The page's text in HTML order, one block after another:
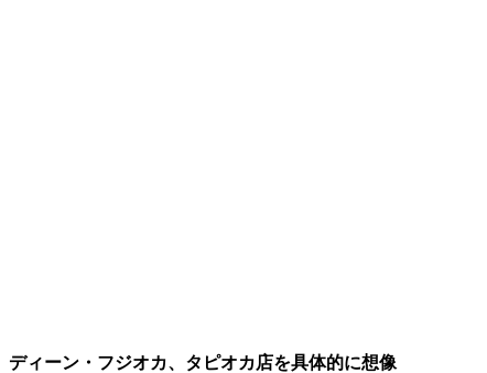
ディーン・フジオカ、タピオカ店を具体的に想像